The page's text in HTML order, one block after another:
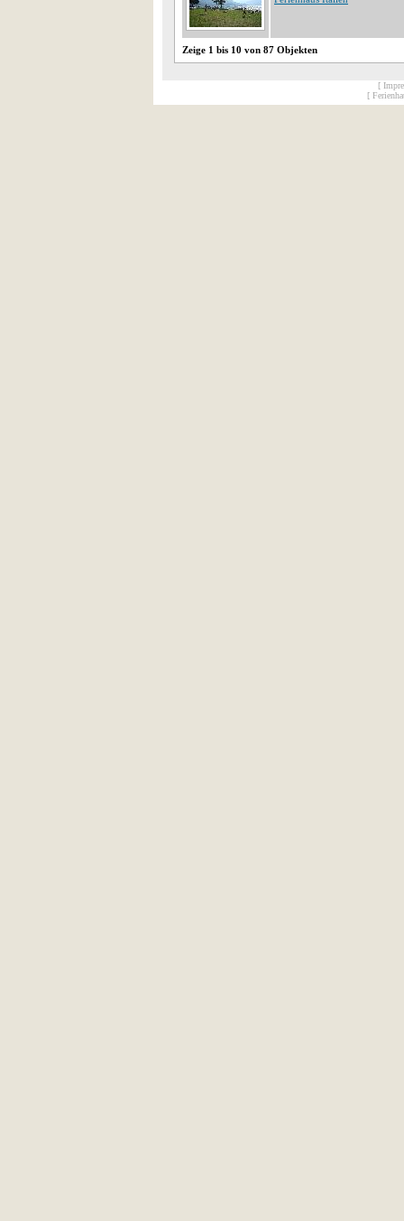
Zeige 1 bis 10 von 87 Objekten
[
[